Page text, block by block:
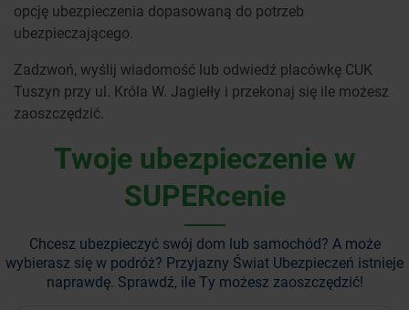
opcję ubezpieczenia dopasowaną do potrzeb
ubezpieczającego.
Zadzwoń, wyślij wiadomość lub odwiedź placówkę CUK
Tuszyn przy ul. Króla W. Jagiełły i przekonaj się ile możesz
zaoszczędzić.
Twoje ubezpieczenie w
SUPERcenie
Chcesz ubezpieczyć swój dom lub samochód? A może
wybierasz się w podróż? Przyjazny Świat Ubezpieczeń istnieje
naprawdę. Sprawdź, ile Ty możesz zaoszczędzić!